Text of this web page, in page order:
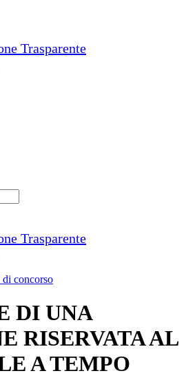
Trasparente
Trasparente
concorso
DI UNA
RISERVATA AL
A TEMPO